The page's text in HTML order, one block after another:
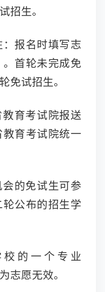
招生。
报名时填写志
首轮未完成免
免试招生。
育考试院报送
育考试院统一
的免试生可参
公布的招生学
的一个专业
志愿无效。